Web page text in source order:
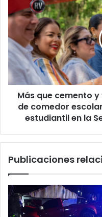
Bochorno
con
Probabilidad
de
Lluvias
y
Tormentas
cemento
y
varilla:
inicia
construcción
de
comedor
escolar
que
transformará
vida
en
5
de
Poza
Más que cemento
de comedor
estudiantil en la
Publicaciones